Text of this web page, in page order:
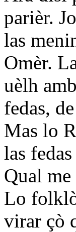
parièr.
las
Omèr.
uèlh
fedas,
Mas lo
las fedas
Qual
Lo
virar çò